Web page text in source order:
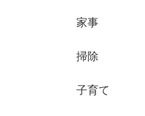
家事
掃除
子育て